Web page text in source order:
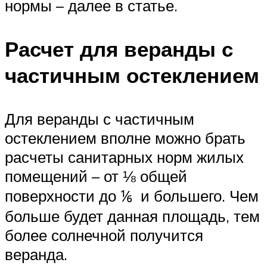
нормы – далее в статье.
Расчет для веранды с
частичным остеклением
Для веранды с частичным
остеклением вполне можно брать
расчеты санитарных норм жилых
помещений – от ⅛ общей
поверхности до ⅙ и большего. Чем
больше будет данная площадь, тем
более солнечной получится
веранда.